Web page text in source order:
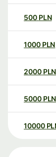
500 PLN
1000 PLN
2000 PLN
5000 PLN
10000